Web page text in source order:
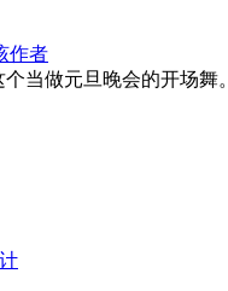
作者
当做元旦晚会的开场舞